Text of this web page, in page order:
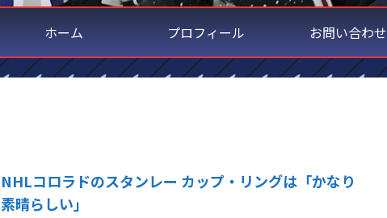
ホーム プロフィール お問い合わせ
NHLコロラドのスタンレー カップ・リングは「かなり
素晴らしい」